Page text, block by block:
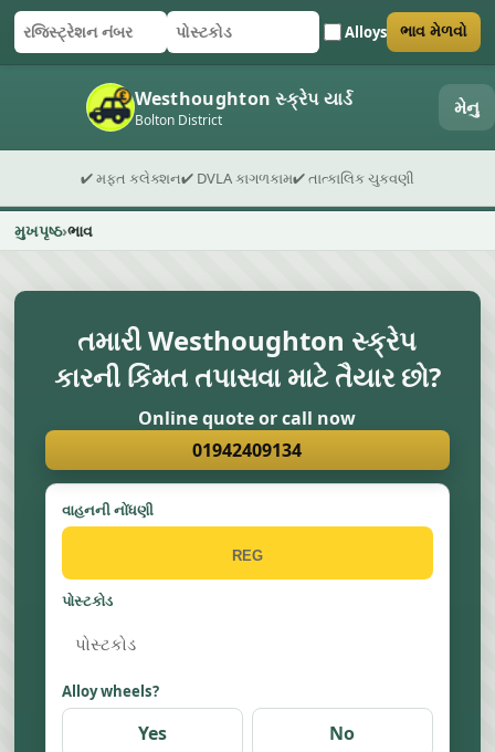
રજિસ્ટ્રેશન નંબર
પોસ્ટકોડ Alloys
ફોર્મ સબમિટ કરો ભાવ મેળવો
Westhoughton સ્ક્રેપ યાર્ડ
Bolton District મેનુ
✔ મફત કલેક્શન✔ DVLA કાગળકામ✔ તાત્કાલિક ચુકવણી
મુખપૃષ્ઠ ભાવ
તમારી Westhoughton સ્ક્રેપ
કારની કિંમત તપાસવા માટે તૈયાર છો?
Online quote or call now
01942409134
વાહનની નોંધણી
પોસ્ટકોડ
Alloy wheels?
Yes No